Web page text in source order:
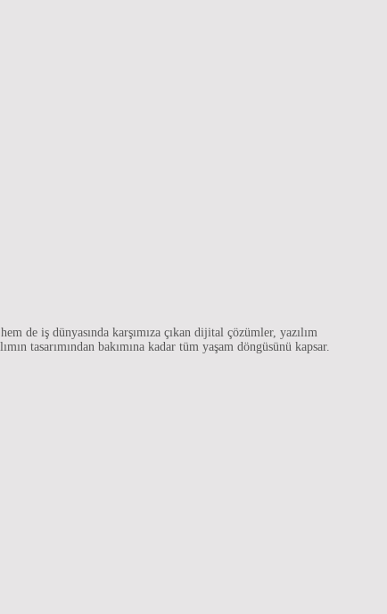
de iş dünyasında karşımıza çıkan dijital çözümler, yazılım
tasarımından bakımına kadar tüm yaşam döngüsünü kapsar.